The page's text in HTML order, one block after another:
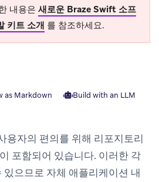
내용은 새로운 Braze Swift 소프
키트 소개 를 참조하세요.
as Markdown
Build with an LLM
용자의 편의를 위해 리포지토리
포함되어 있습니다. 이러한 각
으므로 자체 애플리케이션 내